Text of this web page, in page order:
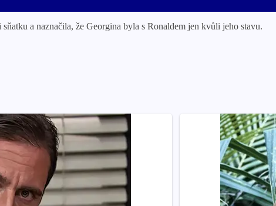
a naznačila, že Georgina byla s Ronaldem jen kvůli jeho stavu.